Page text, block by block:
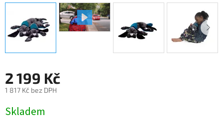
A
R
M
2 199 Kč
1 817 Kč bez DPH
cena:
Skladem